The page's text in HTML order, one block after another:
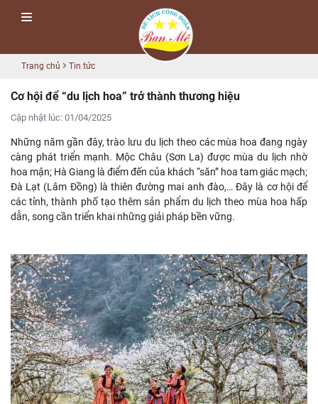
Trang chủ Tin tức
Cơ hội để “du lịch hoa” trở thành thương hiệu
Cập nhật lúc: 01/04/2025
Những năm gần đây, trào lưu du lịch theo các mùa hoa đang ngày
càng phát triển mạnh. Mộc Châu (Sơn La) được mùa du lịch nhờ
hoa mận; Hà Giang là điểm đến của khách “săn” hoa tam giác mạch;
Đà Lạt (Lâm Đồng) là thiên đường mai anh đào,… Đây là cơ hội để
các tỉnh, thành phố tạo thêm sản phẩm du lịch theo mùa hoa hấp
dẫn, song cần triển khai những giải pháp bền vững.